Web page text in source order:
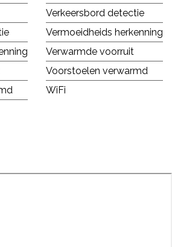
Verkeersbord detectie
Vermoeidheids herkenning
Verwarmde voorruit
Voorstoelen verwarmd
WiFi